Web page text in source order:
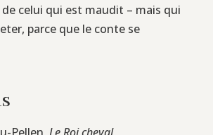
celui qui est maudit – mais qui
parce que le conte se